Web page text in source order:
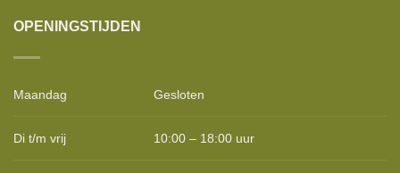
OPENINGSTIJDEN
Maandag Gesloten
Di t/m vrij 10:00 – 18:00 uur